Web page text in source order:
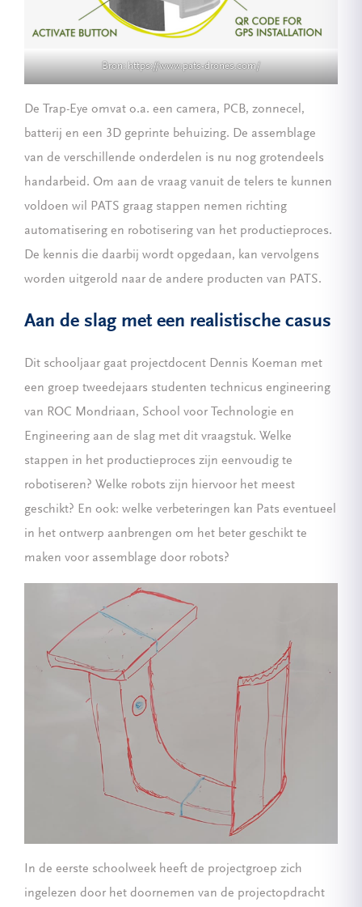
Bron: https://www.pats-drones.com/
De Trap-Eye omvat o.a. een camera, PCB, zonnecel,
batterij en een 3D geprinte behuizing. De assemblage
van de verschillende onderdelen is nu nog grotendeels
handarbeid. Om aan de vraag vanuit de telers te kunnen
voldoen wil PATS graag stappen nemen richting
automatisering en robotisering van het productieproces.
De kennis die daarbij wordt opgedaan, kan vervolgens
worden uitgerold naar de andere producten van PATS.
Aan de slag met een realistische casus
Dit schooljaar gaat projectdocent Dennis Koeman met
een groep tweedejaars studenten technicus engineering
van ROC Mondriaan, School voor Technologie en
Engineering aan de slag met dit vraagstuk. Welke
stappen in het productieproces zijn eenvoudig te
robotiseren? Welke robots zijn hiervoor het meest
geschikt? En ook: welke verbeteringen kan Pats eventueel
in het ontwerp aanbrengen om het beter geschikt te
maken voor assemblage door robots?
In de eerste schoolweek heeft de projectgroep zich
ingelezen door het doornemen van de projectopdracht